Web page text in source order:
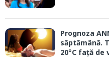
Prognoza
săptămână.
20°C față de